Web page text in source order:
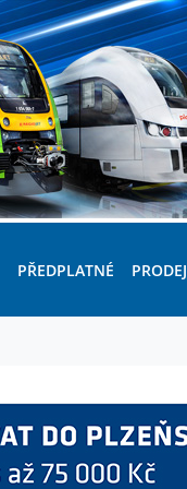
PŘEDPLATNÉ PRODEJ